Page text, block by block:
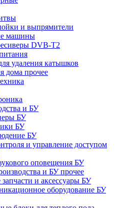
и выпрямители
машины
DVB-T2
удаления катышков
дома прочее
и БУ
БУ
БУ
БУ
и управление доступом
оповещения БУ
и БУ прочее
и аксессуары БУ
оборудование БУ